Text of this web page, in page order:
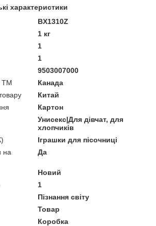
характеристики
BX1310Z
1 кг
1
1
9503007000
ТМ
Канада
Китай
Картон
Унисекс|Для дівчат, для
хлопчиків
Іграшки для пісочниці
на
Да
Новий
1
Пізнання світу
Товар
Коробка